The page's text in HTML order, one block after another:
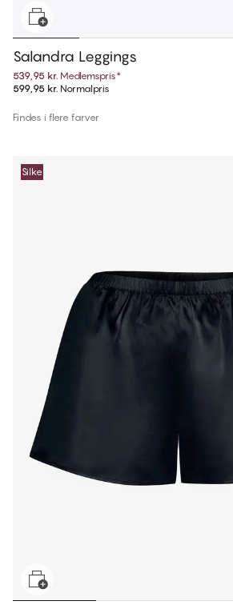
Salandra Leggings
539,95 kr. Medlemspris*
599,95 kr. Normalpris
Findes i flere farver
Silke